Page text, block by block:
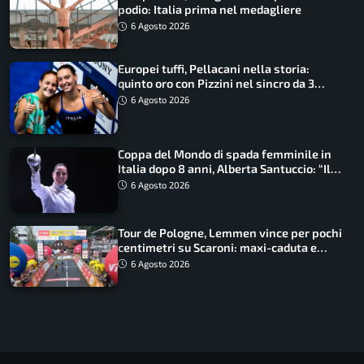
podio: Italia prima nel medagliere
6 Agosto 2026
Europei tuffi, Pellacani nella storia:
quinto oro con Pizzini nel sincro da 3
metri
6 Agosto 2026
Coppa del Mondo di spada femminile in
Italia dopo 8 anni, Alberta Santuccio: “Il
lavoro dà sempre i suoi frutti”
6 Agosto 2026
Tour de Pologne, Lemmen vince per pochi
centimetri su Scaroni: maxi-caduta e
tappa accorciata
6 Agosto 2026